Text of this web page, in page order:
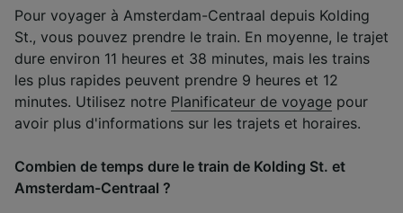
Pour voyager à Amsterdam-Centraal depuis Kolding
St., vous pouvez prendre le train. En moyenne, le trajet
dure environ 11 heures et 38 minutes, mais les trains
les plus rapides peuvent prendre 9 heures et 12
minutes. Utilisez notre Planificateur de voyage pour
avoir plus d'informations sur les trajets et horaires.
Combien de temps dure le train de Kolding St. et
Amsterdam-Centraal ?